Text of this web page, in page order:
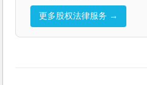
更多股权法律服务 →